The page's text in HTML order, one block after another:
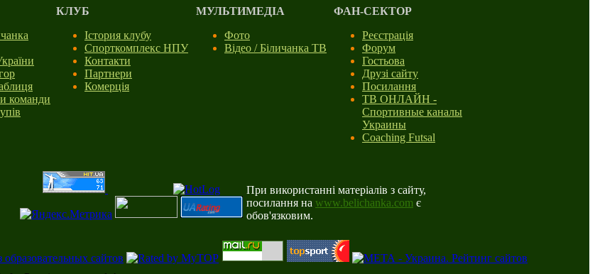
команди
КЛУБ
Істория клубу
Спорткомплекс НПУ
Контакти
Партнери
Комерція
МУЛЬТИМЕДІА
Фото
Відео / Біличанка ТВ
ФАН-СЕКТОР
Реєстрація
Форум
Гостьова
Друзі сайту
Посилання
ТВ ОНЛАЙН -
Спортивные каналы
Украины
Coaching Futsal
При використанні матеріалів з сайту,
посилання на www.belichanka.com є
обов'язковим.